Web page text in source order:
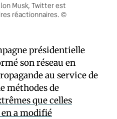
Musk, Twitter est
réactionnaires. ©
présidentielle
son réseau en
au service de
méthodes de
que celles
a modifié